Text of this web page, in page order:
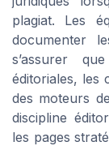
plagiat. Les
documenter
s’assurer
éditoriales, les
des moteurs
discipline
les pages